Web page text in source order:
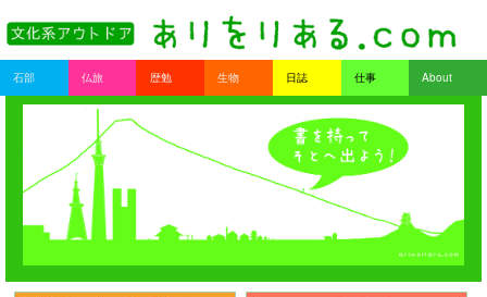
ありをりある.com
Main menu
Skip to primary content
Skip to secondary content
石部 仏旅 歴勉 生物 日誌 仕事 About